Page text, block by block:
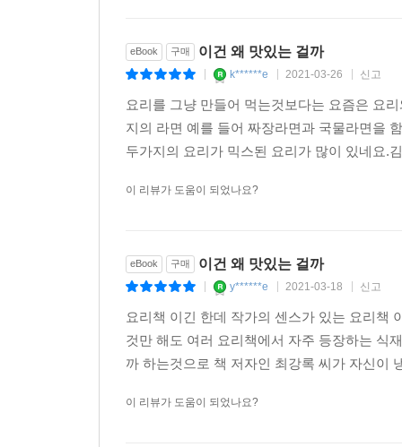
eBook 구매 이건 왜 맛있는 걸까
k******e 2021-03-26 신고
요리를 그냥 만들어 먹는것보다는 요즘은 요
지의 라면 예를 들어 짜장라면과 국물라면을
두가지의 요리가 믹스된 요리가 많이 있네요.
이 리뷰가 도움이 되었나요?
eBook 구매 이건 왜 맛있는 걸까
y******e 2021-03-18 신고
요리책 이긴 한데 작가의 센스가 있는 요리책
것만 해도 여러 요리책에서 자주 등장하는 식
까 하는것으로 책 저자인 최강록 씨가 자신이
이 리뷰가 도움이 되었나요?